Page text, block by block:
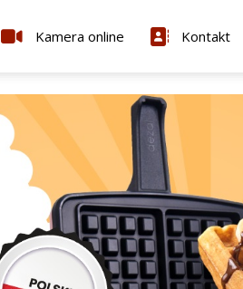
Kamera online Kontakt